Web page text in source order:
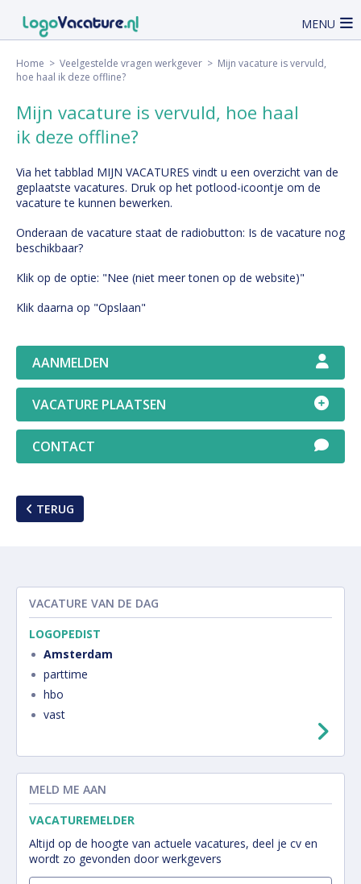
MENU
Home > Veelgestelde vragen werkgever > Mijn vacature is vervuld,
hoe haal ik deze offline?
Mijn vacature is vervuld, hoe haal
ik deze offline?
Via het tabblad MIJN VACATURES vindt u een overzicht van de
geplaatste vacatures. Druk op het potlood-icoontje om de
vacature te kunnen bewerken.
Onderaan de vacature staat de radiobutton: Is de vacature nog
beschikbaar?
Klik op de optie: "Nee (niet meer tonen op de website)"
Klik daarna op "Opslaan"
AANMELDEN
VACATURE PLAATSEN
CONTACT
TERUG
VACATURE VAN DE DAG
LOGOPEDIST
Amsterdam
parttime
hbo
vast
MELD ME AAN
VACATUREMELDER
Altijd op de hoogte van actuele vacatures, deel je cv en
wordt zo gevonden door werkgevers